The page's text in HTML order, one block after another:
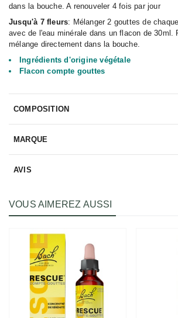
dans la bouche. A renouveler 4 fois par jour
Jusqu'à 7 fleurs: Mélanger 2 gouttes de
avec de l'eau minérale dans un flacon de 30ml.
mélange directement dans la bouche.
Ingrédients d'origine végétale
Flacon compte gouttes
COMPOSITION
MARQUE
AVIS
VOUS AIMEREZ AUSSI